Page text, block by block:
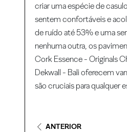
criar uma espécie de
sentem confortáveis e
de ruído até 53% e uma
nenhuma outra, os
Cork Essence - Originals
Dekwall - Bali oferecem
são cruciais para qualquer
ANTERIOR